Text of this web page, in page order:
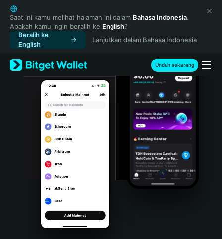
English
日本語
Tiếng Việt
Русский
Español (Latinoamérica)
Türkçe
Italiano
Português (Portugal)
Bahasa Indonesia
Português (Brasil)
Español (Argentina)
Saat ini kamu melihat halaman ini dalam Bahasa Indonesia.
Apakah kamu ingin beralih ke English?
Beralih ke
English
Lanjutkan dalam Bahasa Indonesia
Unduh sekarang